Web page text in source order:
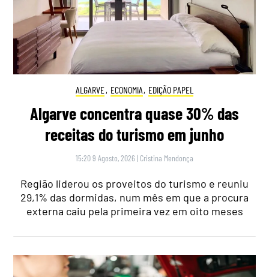
ALGARVE, ECONOMIA, EDIÇÃO PAPEL
Algarve concentra quase 30% das
receitas do turismo em junho
15:20 9 Agosto, 2026 | Cristina Mendonça
Região liderou os proveitos do turismo e reuniu
29,1% das dormidas, num mês em que a procura
externa caiu pela primeira vez em oito meses